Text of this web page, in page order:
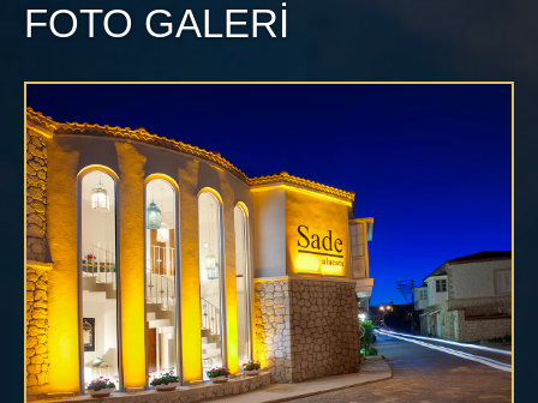
FOTO GALERİ